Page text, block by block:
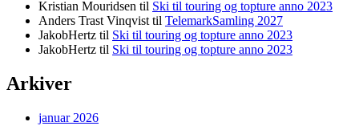
Kristian Mouridsen til Ski til touring og topture anno 2023
Anders Trast Vinqvist til TelemarkSamling 2027
JakobHertz til Ski til touring og topture anno 2023
JakobHertz til Ski til touring og topture anno 2023
Arkiver
januar 2026